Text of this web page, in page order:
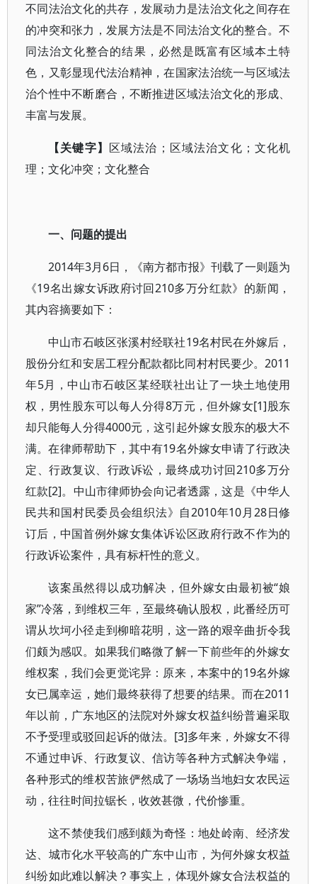
不同法治文化的共存，发展动力是法治文化之间存在
的冲突和张力，发展方法是不同法治文化的整合。不
同法治文化整合的结果，必然是既富有区域本土特
色，又彰显现代法治精神，在国家法治统一与区域法
治个性中不断磨合，不断推进区域法治文化的形成、
丰富与发展。
【关键字】 区域法治；区域法治文化；文化机
理；文化冲突；文化整合
一、问题的提出
2014年3月6日，《南方都市报》刊载了一则题为
《19名出嫁女诉政府讨回210多万分红款》的新闻，
其内容摘要如下：
中山市石岐区张溪村经联社19名村民在外嫁后，
股份分红和安居工程分配款都比同村村民要少。2011
年5月，中山市石岐区某经联社出让了一块土地使用
权，男性股东可以每人分得8万元，但外嫁女[1]股东
却只能每人分得4000元，这引起外嫁女股东的极大不
满。在律师帮助下，其中有19名外嫁女申请了行政决
定、行政复议、行政诉讼，最终成功讨回210多万分
红款[2]。中山市律师协会向记者透露，这是《中华人
民共和国村民委员会组织法》自2010年10月28日修
订后，中国首例外嫁女集体诉讼区政府行政不作为的
行政诉讼案件，具有标杆性的意义。
该案虽然得以成功解决，但外嫁女由最初被“娘
家”冷落，到维权三年，至最终确认股权，此番经历可
谓从坎坷小径走到柳暗花明，这一路的艰辛曲折令我
们颇为感叹。如果我们略微了解一下前些年的外嫁女
维权案，我们会更觉诧异：原来，本案中的19名外嫁
女已属幸运，她们最终获得了想要的结果。而在2011
年以前，广东地区的法院对外嫁女权益纠纷普遍采取
不予受理或驳回起诉的做法。[3]多年来，外嫁女不得
不通过申诉、行政复议、信访等各种方式解决争端，
各种形式的维权苦旅俨然成了一场场当地妇女农民运
动，往往时间拉锯长，收效甚微，代价惨重。
这不禁使我们感到颇为奇怪：地处岭南、经济发
达、城市化水平较高的广东中山市，为何外嫁女权益
纠纷如此难以解决？事实上，体现外嫁女合法权益的